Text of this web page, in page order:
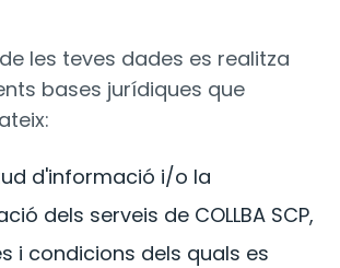
les teves dades es realitza
bases jurídiques que
d'informació i/o la
dels serveis de COLLBA SCP,
i condicions dels quals es